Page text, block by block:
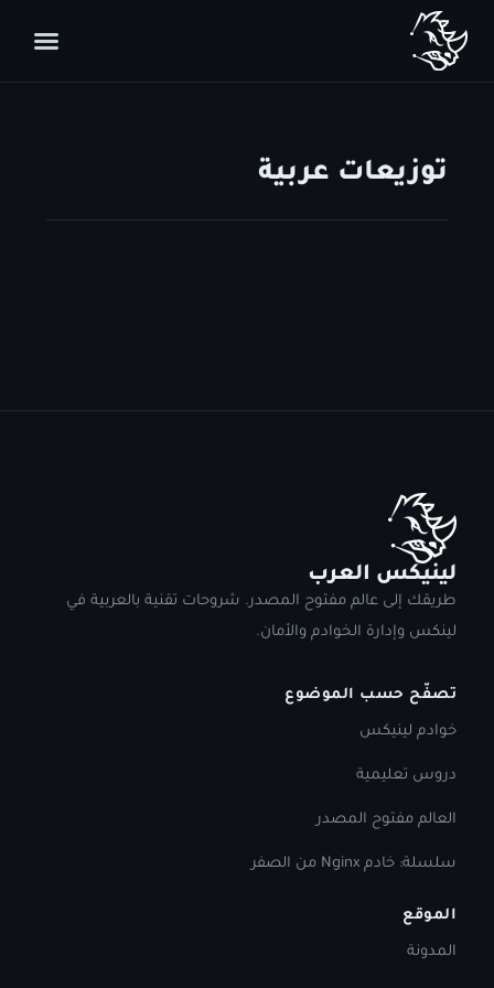
توزيعات عربية
لينيكس العرب
طريقك إلى عالم مفتوح المصدر. شروحات تقنية بالعربية في
لينكس وإدارة الخوادم والأمان.
تصفّح حسب الموضوع
خوادم لينيكس
دروس تعليمية
العالم مفتوح المصدر
سلسلة: خادم Nginx من الصفر
الموقع
المدونة